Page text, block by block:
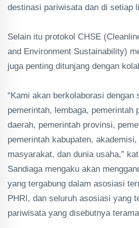
destinasi pariwisata dan di setiap
Selain itu protokol CHSE
and Environment Sustainability)
juga penting ditunjang dengan
“Kami akan berkolaborasi dengan
pemerintah, lembaga, pemerintah
daerah, pemerintah provinsi,
pemerintah kabupaten,
masyarakat, dan dunia usaha,”
Sandiaga mengaku akan
yang tergabung dalam asosiasi
PHRI, dan seluruh asosiasi yang
pariwisata yang disebutnya